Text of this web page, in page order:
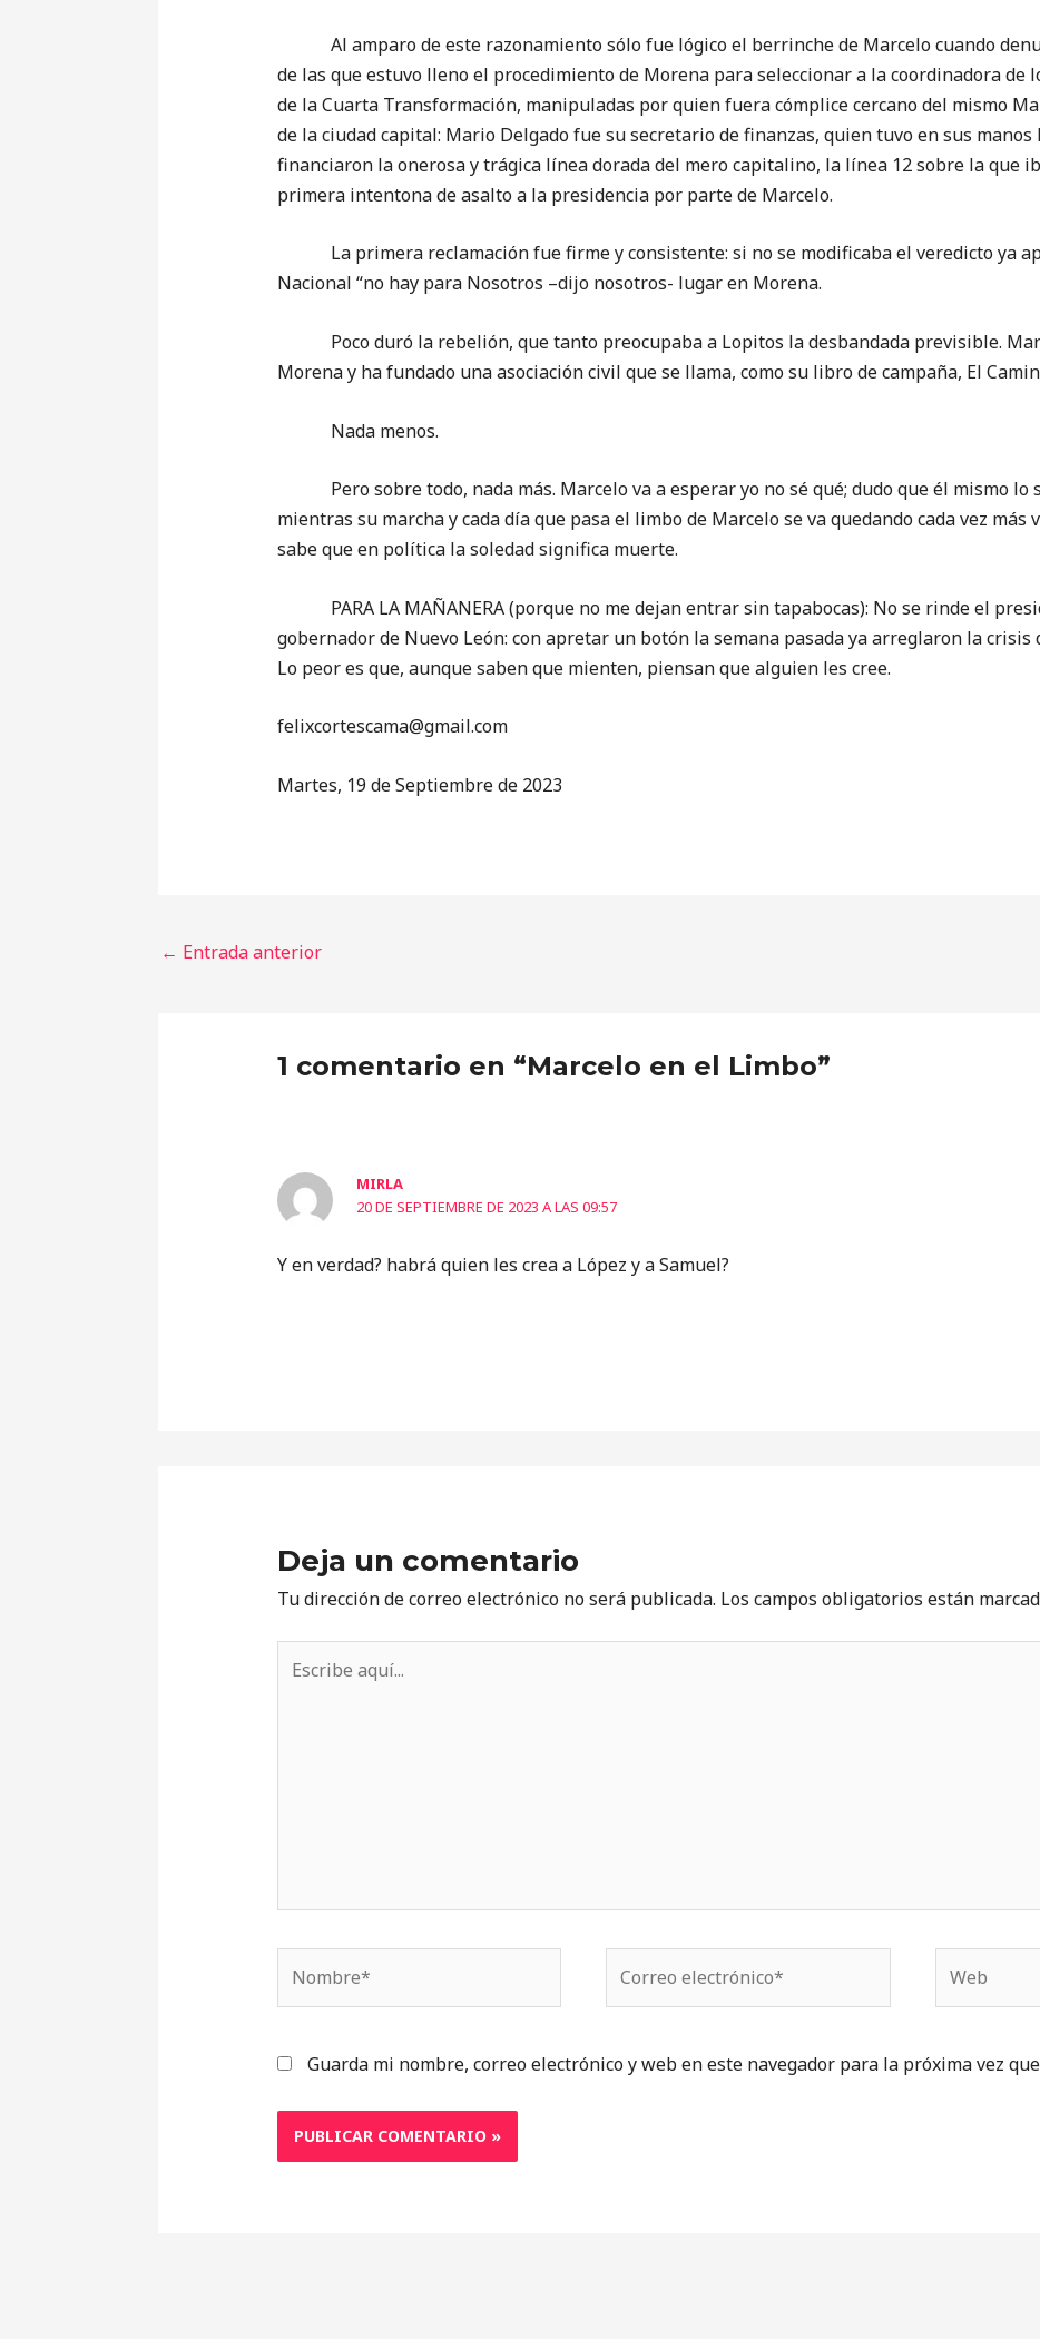
Al amparo de este razonamiento sólo fue lógico el berrinche de Marcelo cuando
de las que estuvo lleno el procedimiento de Morena para seleccionar a la coordinadora de
de la Cuarta Transformación, manipuladas por quien fuera cómplice cercano del mismo
de la ciudad capital: Mario Delgado fue su secretario de finanzas, quien tuvo en sus manos
financiaron la onerosa y trágica línea dorada del mero capitalino, la línea 12 sobre la que
primera intentona de asalto a la presidencia por parte de Marcelo.
La primera reclamación fue firme y consistente: si no se modificaba el veredicto ya
Nacional “no hay para Nosotros –dijo nosotros- lugar en Morena.
Poco duró la rebelión, que tanto preocupaba a Lopitos la desbandada previsible.
Morena y ha fundado una asociación civil que se llama, como su libro de campaña, El
Nada menos.
Pero sobre todo, nada más. Marcelo va a esperar yo no sé qué; dudo que él mismo lo
mientras su marcha y cada día que pasa el limbo de Marcelo se va quedando cada vez más
sabe que en política la soledad significa muerte.
PARA LA MAÑANERA (porque no me dejan entrar sin tapabocas): No se rinde el
gobernador de Nuevo León: con apretar un botón la semana pasada ya arreglaron la crisis
Lo peor es que, aunque saben que mienten, piensan que alguien les cree.
‎felixcortescama@gmail.com
Martes, 19 de Septiembre de 2023
← Entrada anterior
1 comentario en “Marcelo en el Limbo”
MIRLA
20 DE SEPTIEMBRE DE 2023 A LAS 09:57
Y en verdad? habrá quien les crea a López y a Samuel?
Deja un comentario
Tu dirección de correo electrónico no será publicada. Los campos obligatorios están
aquí...
electrónico*
Guarda mi nombre, correo electrónico y web en este navegador para la próxima vez